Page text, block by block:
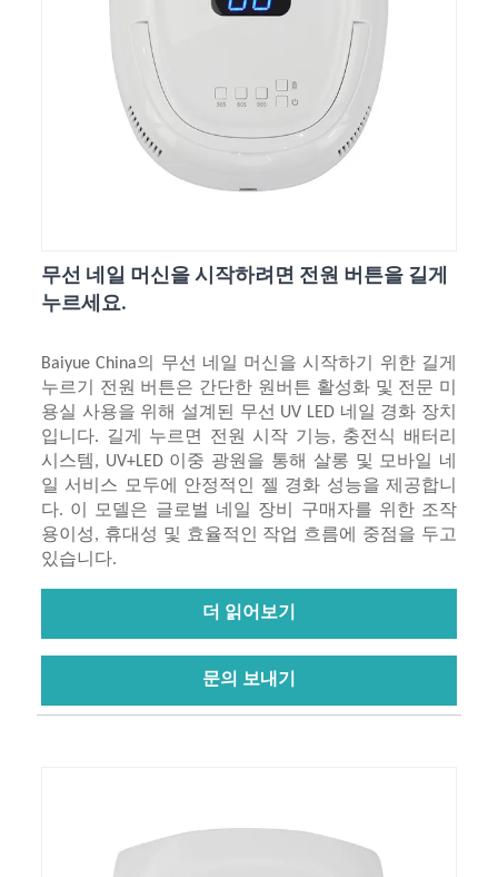
무선 네일 머신을 시작하려면 전원 버튼을 길게
누르세요.
Baiyue China의 무선 네일 머신을 시작하기 위한 길게
누르기 전원 버튼은 간단한 원버튼 활성화 및 전문 미
용실 사용을 위해 설계된 무선 UV LED 네일 경화 장치
입니다. 길게 누르면 전원 시작 기능, 충전식 배터리
시스템, UV+LED 이중 광원을 통해 살롱 및 모바일 네
일 서비스 모두에 안정적인 젤 경화 성능을 제공합니
다. 이 모델은 글로벌 네일 장비 구매자를 위한 조작
용이성, 휴대성 및 효율적인 작업 흐름에 중점을 두고
있습니다.
더 읽어보기
문의 보내기